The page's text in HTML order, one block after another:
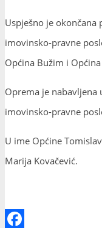
Uspješno je okončana
imovinsko-pravne
Općina Bužim i
Oprema je nabavljena
imovinsko-pravne
U ime Općine
Marija Kovačević.